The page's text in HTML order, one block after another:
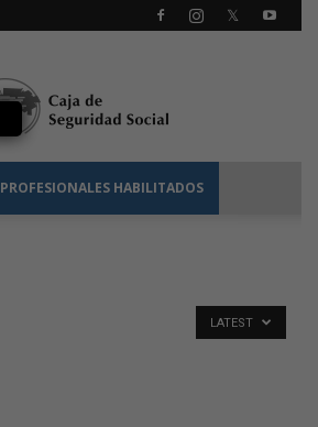
PROFESIONALES HABILITADOS
LATEST